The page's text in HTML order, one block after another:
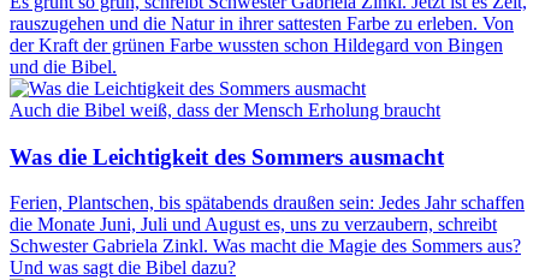
rauszugehen und die Natur in ihrer sattesten Farbe zu erleben. Von
der Kraft der grünen Farbe wussten schon Hildegard von Bingen
und die Bibel.
Auch die Bibel weiß, dass der Mensch Erholung braucht
Was die Leichtigkeit des Sommers ausmacht
Ferien, Plantschen, bis spätabends draußen sein: Jedes Jahr schaffen
die Monate Juni, Juli und August es, uns zu verzaubern, schreibt
Schwester Gabriela Zinkl. Was macht die Magie des Sommers aus?
Und was sagt die Bibel dazu?